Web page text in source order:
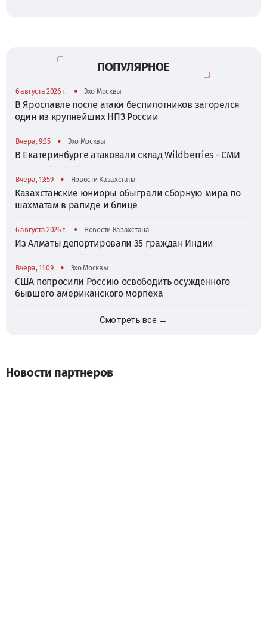
ПОПУЛЯРНОЕ
6 августа 2026 г. • Эхо Москвы
В Ярославле после атаки беспилотников загорелся
один из крупнейших НПЗ России
Вчера, 9:35 • Эхо Москвы
В Екатеринбурге атаковали склад Wildberries - СМИ
Вчера, 13:59 • Новости Казахстана
Казахстанские юниоры обыграли сборную мира по
шахматам в рапиде и блице
6 августа 2026 г. • Новости Казахстана
Из Алматы депортировали 35 граждан Индии
Вчера, 11:09 • Эхо Москвы
США попросили Россию освободить осужденного
бывшего американского морпеха
Смотреть все →
Новости партнеров